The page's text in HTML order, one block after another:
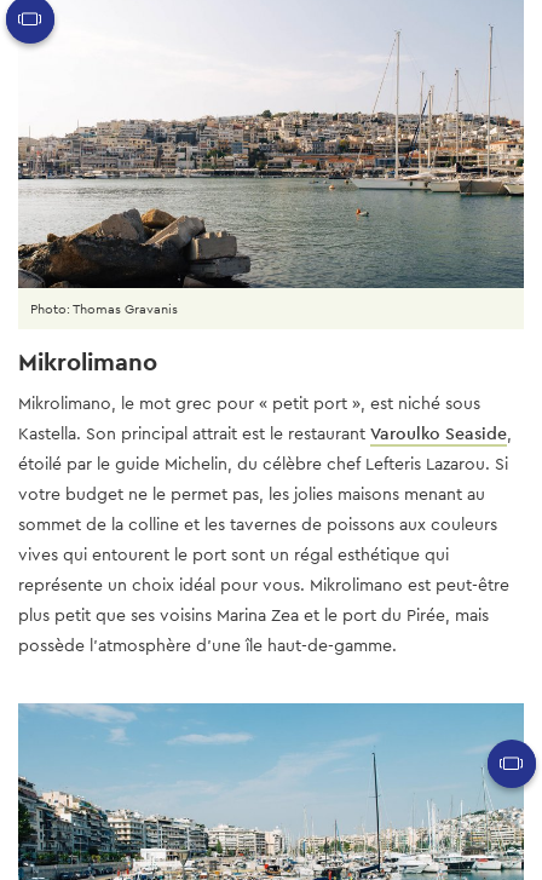
Mikrolimano
Mikrolimano, le mot grec pour « petit port », est niché sous
Kastella. Son principal attrait est le restaurant Varoulko Seaside,
étoilé par le guide Michelin, du célèbre chef Lefteris Lazarou. Si
votre budget ne le permet pas, les jolies maisons menant au
sommet de la colline et les tavernes de poissons aux couleurs
vives qui entourent le port sont un régal esthétique qui
représente un choix idéal pour vous. Mikrolimano est peut-être
plus petit que ses voisins Marina Zea et le port du Pirée, mais
possède l’atmosphère d’une île haut-de-gamme.
Photo: Thomas Gravanis